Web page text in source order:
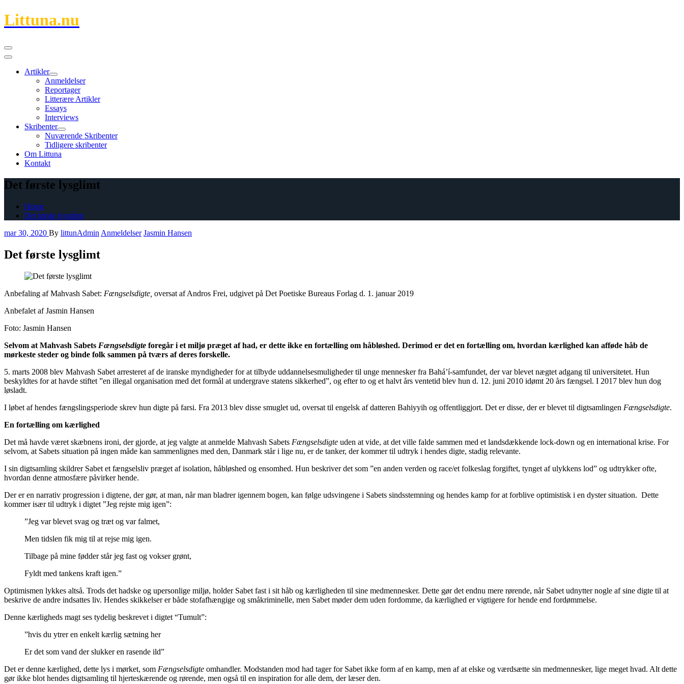
Skip
to
Littuna.nu
Artikler
Show
Artikler
submenu
Hide
Artikler
submenu
Anmeldelser
Reportager
Litterære Artikler
Essays
Interviews
Skribenter
Show
Skribenter
submenu
Hide
Skribenter
submenu
Nuværende Skribenter
Tidligere skribenter
Om Littuna
Kontakt
Det første lysglimt
Home
Det første lysglimt
mar 30, 2020 By littunAdmin Anmeldelser Jasmin Hansen
Det første lysglimt
Anbefaling af Mahvash Sabet: Fængselsdigte, oversat af Andros Frei, udgivet på Det Poetiske Bureaus Forlag d. 1. januar 2019
Anbefalet af Jasmin Hansen
Foto: Jasmin Hansen
Selvom at Mahvash Sabets Fængselsdigte foregår i et miljø præget af had, er dette ikke en fortælling om håbløshed. Derimod er det en fortælling om, hvordan kærlighed kan afføde håb de
mørkeste steder og binde folk sammen på tværs af deres forskelle.
5. marts 2008 blev Mahvash Sabet arresteret af de iranske myndigheder for at tilbyde uddannelsesmuligheder til unge mennesker fra Bahá’í-samfundet, der var blevet nægtet adgang til universitetet. Hun
beskyldtes for at havde stiftet ”en illegal organisation med det formål at undergrave statens sikkerhed”, og efter to og et halvt års ventetid blev hun d. 12. juni 2010 idømt 20 års fængsel. I 2017 blev hun dog
løsladt.
I løbet af hendes fængslingsperiode skrev hun digte på farsi. Fra 2013 blev disse smuglet ud, oversat til engelsk af datteren Bahiyyih og offentliggjort. Det er disse, der er blevet til digtsamlingen Fængselsdigte.
En fortælling om kærlighed
Det må havde været skæbnens ironi, der gjorde, at jeg valgte at anmelde Mahvash Sabets Fængselsdigte uden at vide, at det ville falde sammen med et landsdækkende lock-down og en international krise. For
selvom, at Sabets situation på ingen måde kan sammenlignes med den, Danmark står i lige nu, er de tanker, der kommer til udtryk i hendes digte, stadig relevante.
I sin digtsamling skildrer Sabet et fængselsliv præget af isolation, håbløshed og ensomhed. Hun beskriver det som ”en anden verden og race/et folkeslag forgiftet, tynget af ulykkens lod” og udtrykker ofte,
hvordan denne atmosfære påvirker hende.
Der er en narrativ progression i digtene, der gør, at man, når man bladrer igennem bogen, kan følge udsvingene i Sabets sindsstemning og hendes kamp for at forblive optimistisk i en dyster situation. Dette
kommer især til udtryk i digtet ”Jeg rejste mig igen”:
”Jeg var blevet svag og træt og var falmet,
Men tidslen fik mig til at rejse mig igen.
Tilbage på mine fødder står jeg fast og vokser grønt,
Fyldt med tankens kraft igen.”
Optimismen lykkes altså. Trods det hadske og upersonlige miljø, holder Sabet fast i sit håb og kærligheden til sine medmennesker. Dette gør det endnu mere rørende, når Sabet udnytter nogle af sine digte til at
beskrive de andre indsattes liv. Hendes skikkelser er både stofafhængige og småkriminelle, men Sabet møder dem uden fordomme, da kærlighed er vigtigere for hende end fordømmelse.
Denne kærligheds magt ses tydelig beskrevet i digtet “Tumult”:
”hvis du ytrer en enkelt kærlig sætning her
Er det som vand der slukker en rasende ild”
Det er denne kærlighed, dette lys i mørket, som Fængselsdigte omhandler. Modstanden mod had tager for Sabet ikke form af en kamp, men af at elske og værdsætte sin medmennesker, lige meget hvad. Alt dette
gør ikke blot hendes digtsamling til hjerteskærende og rørende, men også til en inspiration for alle dem, der læser den.